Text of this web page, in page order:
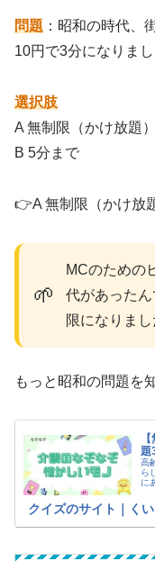
問題 ：昭和の時代、
10円で3分になりま
選択肢
A 無制限（かけ放題）
B 5分まで
👉A 無制限（かけ放
🌱
MCのための
代があった
限になりまし
もっと昭和の問題を
題
高
ら
に
クイズのサイト｜く